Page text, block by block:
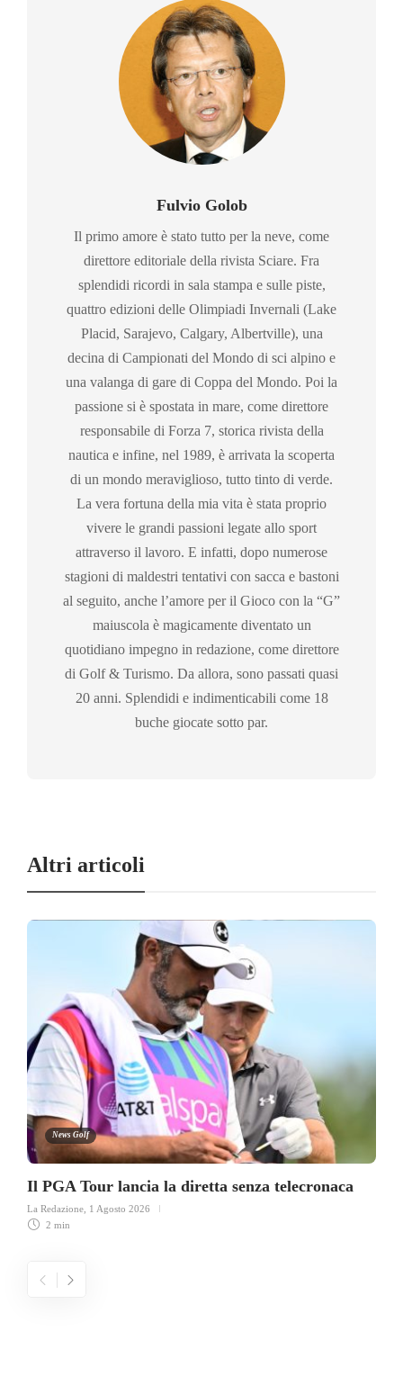
Fulvio Golob
Il primo amore è stato tutto per la neve, come
direttore editoriale della rivista Sciare. Fra
splendidi ricordi in sala stampa e sulle piste,
quattro edizioni delle Olimpiadi Invernali (Lake
Placid, Sarajevo, Calgary, Albertville), una
decina di Campionati del Mondo di sci alpino e
una valanga di gare di Coppa del Mondo. Poi la
passione si è spostata in mare, come direttore
responsabile di Forza 7, storica rivista della
nautica e infine, nel 1989, è arrivata la scoperta
di un mondo meraviglioso, tutto tinto di verde.
La vera fortuna della mia vita è stata proprio
vivere le grandi passioni legate allo sport
attraverso il lavoro. E infatti, dopo numerose
stagioni di maldestri tentativi con sacca e bastoni
al seguito, anche l’amore per il Gioco con la “G”
maiuscola è magicamente diventato un
quotidiano impegno in redazione, come direttore
di Golf & Turismo. Da allora, sono passati quasi
20 anni. Splendidi e indimenticabili come 18
buche giocate sotto par.
Altri articoli
News Golf
Il PGA Tour lancia la diretta senza telecronaca
La Redazione 1 Agosto 2026
2 min